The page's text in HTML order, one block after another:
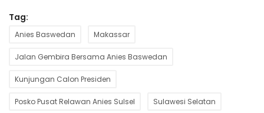
Tag:
Anies Baswedan Makassar
Jalan Gembira Bersama Anies Baswedan
Kunjungan Calon Presiden
Posko Pusat Relawan Anies Sulsel Sulawesi Selatan